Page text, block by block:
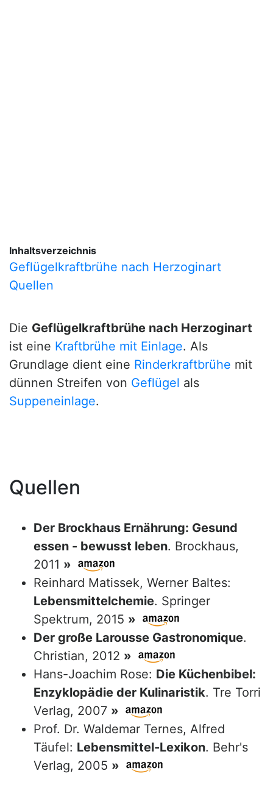
Inhaltsverzeichnis
Geflügelkraftbrühe nach Herzoginart
Quellen
Die Geflügelkraftbrühe nach Herzoginart
ist eine Kraftbrühe mit Einlage. Als
Grundlage dient eine Rinderkraftbrühe mit
dünnen Streifen von Geflügel als
Suppeneinlage.
Quellen
Der Brockhaus Ernährung: Gesund
essen - bewusst leben. Brockhaus,
2011 »
Reinhard Matissek, Werner Baltes:
Lebensmittelchemie. Springer
Spektrum, 2015 »
Der große Larousse Gastronomique.
Christian, 2012 »
Hans-Joachim Rose: Die Küchenbibel:
Enzyklopädie der Kulinaristik. Tre Torri
Verlag, 2007 »
Prof. Dr. Waldemar Ternes, Alfred
Täufel: Lebensmittel-Lexikon. Behr's
Verlag, 2005 »